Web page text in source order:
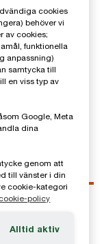
PwC
cookies
behöver vi
av cookies;
funktionella
anpassning)
samtycka till
en viss typ av
Google, Meta
dina
genom att
till vänster i din
cookie-kategori
cookie-policy
Alltid aktiv